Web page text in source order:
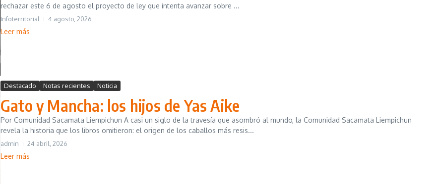
rechazar este 6 de agosto el proyecto de ley que intenta avanzar sobre ...
Infoterritorial 4 agosto, 2026
Leer más
Destacado Notas recientes Noticia
Gato y Mancha: los hijos de Yas Aike
Por Comunidad Sacamata Liempichun A casi un siglo de la travesía que asombró al mundo, la Comunidad Sacamata Liempichun
revela la historia que los libros omitieron: el origen de los caballos más resis...
admin 24 abril, 2026
Leer más